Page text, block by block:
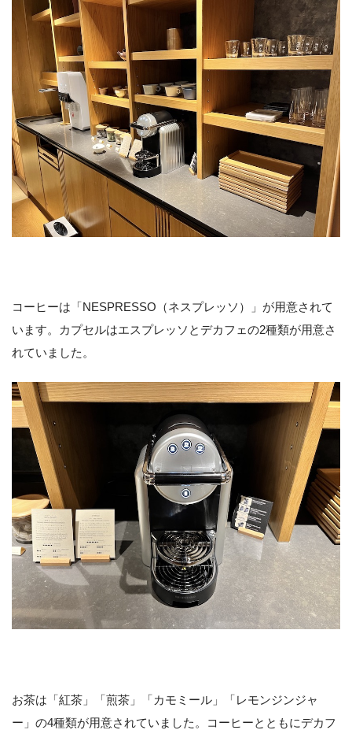
コーヒーは「NESPRESSO（ネスプレッソ）」が用意されて
います。カプセルはエスプレッソとデカフェの2種類が用意さ
れていました。
お茶は「紅茶」「煎茶」「カモミール」「レモンジンジャ
ー」の4種類が用意されていました。コーヒーとともにデカフ